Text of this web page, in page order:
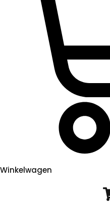
Winkelwagen